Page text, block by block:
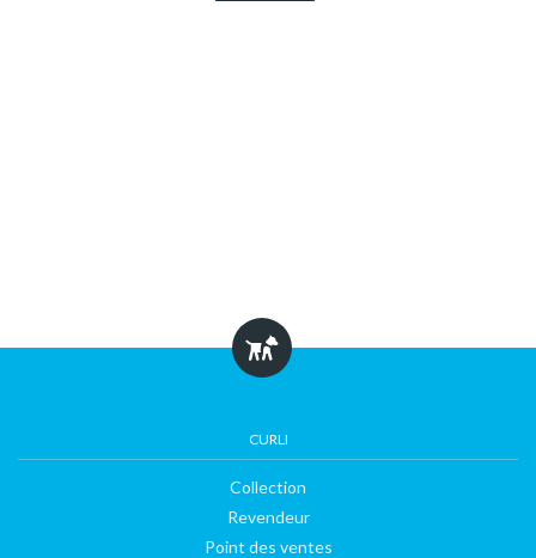
CURLI
Collection
Revendeur
Point des ventes